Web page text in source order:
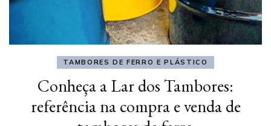
TAMBORES DE FERRO E PLÁSTICO
Conheça a Lar dos Tambores:
referência na compra e venda de